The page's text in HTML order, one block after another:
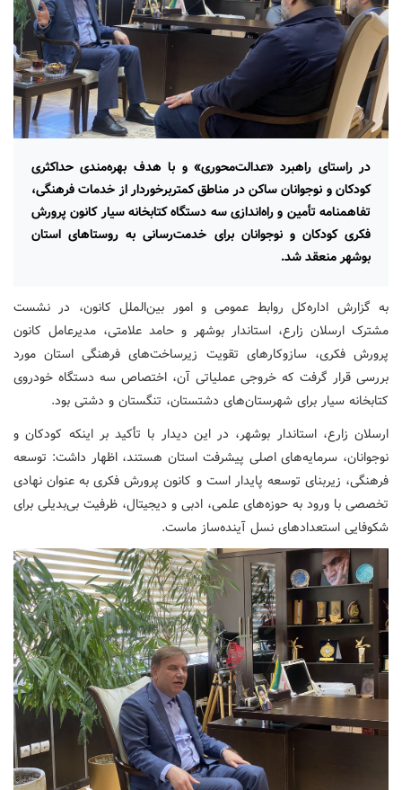
در راستای راهبرد «عدالت‌محوری» و با هدف بهره‌مندی حداکثری
کودکان و نوجوانان ساکن در مناطق کمتربرخوردار از خدمات فرهنگی،
تفاهمنامه تأمین و راه‌اندازی سه دستگاه کتابخانه سیار کانون پرورش
فکری کودکان و نوجوانان برای خدمت‌رسانی به روستاهای استان
بوشهر منعقد شد.
به گزارش اداره‌کل روابط عمومی و امور بین‌الملل کانون، در نشست
مشترک ارسلان زارع، استاندار بوشهر و حامد علامتی، مدیرعامل کانون
پرورش فکری، سازوکارهای تقویت زیرساخت‌های فرهنگی استان مورد
بررسی قرار گرفت که خروجی عملیاتی آن، اختصاص سه دستگاه خودروی
کتابخانه سیار برای شهرستان‌های دشتستان، تنگستان و دشتی بود.
ارسلان زارع، استاندار بوشهر، در این دیدار با تأکید بر اینکه کودکان و
نوجوانان، سرمایه‌های اصلی پیشرفت استان هستند، اظهار داشت: توسعه
فرهنگی، زیربنای توسعه پایدار است و کانون پرورش فکری به عنوان نهادی
تخصصی با ورود به حوزه‌های علمی، ادبی و دیجیتال، ظرفیت بی‌بدیلی برای
شکوفایی استعدادهای نسل آینده‌ساز ماست.